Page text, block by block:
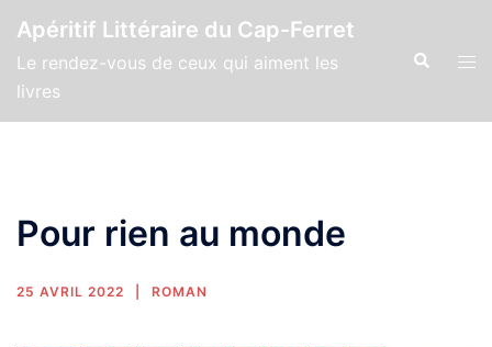
Apéritif Littéraire du Cap-Ferret
Le rendez-vous de ceux qui aiment les
livres
Pour rien au monde
25 AVRIL 2022 ROMAN